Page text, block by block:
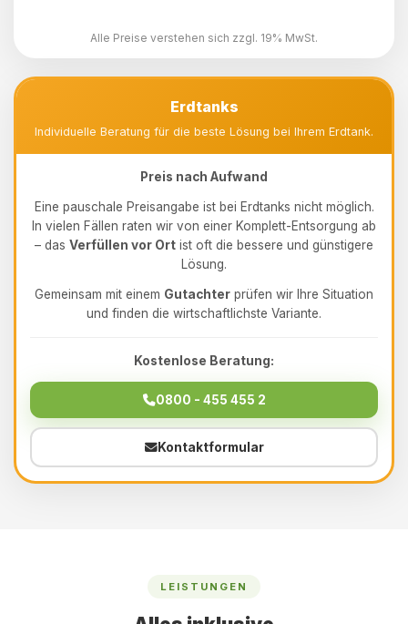
Alle Preise verstehen sich zzgl. 19% MwSt.
Erdtanks
Individuelle Beratung für die beste Lösung bei Ihrem Erdtank.
Preis nach Aufwand
Eine pauschale Preisangabe ist bei Erdtanks nicht möglich.
In vielen Fällen raten wir von einer Komplett-Entsorgung ab
– das Verfüllen vor Ort ist oft die bessere und günstigere
Lösung.
Gemeinsam mit einem Gutachter prüfen wir Ihre Situation
und finden die wirtschaftlichste Variante.
Kostenlose Beratung:
0800 - 455 455 2
Kontaktformular
LEISTUNGEN